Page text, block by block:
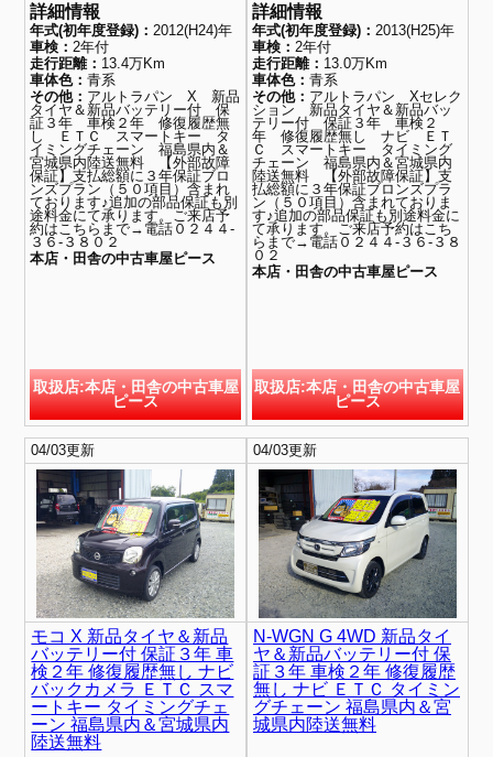
詳細情報
年式(初年度登録)： 2012(H24)年
車検： 2年付
走行距離： 13.4万Km
車体色：青系
その他： アルトラパン X 新品
タイヤ＆新品バッテリー付 保
証３年 車検２年 修復履歴無
し ＥＴＣ スマートキー タ
イミングチェーン 福島県内＆
宮城県内陸送無料 【外部故障
保証】支払総額に３年保証ブロ
ンズプラン（５０項目）含まれ
ております♪追加の部品保証も別
途料金にて承ります。ご来店予
約はこちらまで→電話０２４４-
３６-３８０２
本店・田舎の中古車屋ピース
取扱店:本店・田舎の中古車屋
ピース
詳細情報
年式(初年度登録)： 2013(H25)年
車検： 2年付
走行距離： 13.0万Km
車体色： 青系
その他： アルトラパン Xセレク
ション 新品タイヤ＆新品バッ
テリー付 保証３年 車検２
年 修復履歴無し ナビ ＥＴ
Ｃ スマートキー タイミング
チェーン 福島県内＆宮城県内
陸送無料 【外部故障保証】支
払総額に３年保証ブロンズプラ
ン（５０項目）含まれておりま
す♪追加の部品保証も別途料金に
て承ります。ご来店予約はこち
らまで→電話０２４４-３６-３８
０２
本店・田舎の中古車屋ピース
取扱店:本店・田舎の中古車屋
ピース
04/03更新
モコ X 新品タイヤ＆新品
バッテリー付 保証３年 車
検２年 修復履歴無し ナビ
バックカメラ ＥＴＣ スマ
ートキー タイミングチェ
ーン 福島県内＆宮城県内
陸送無料
04/03更新
N-WGN G 4WD 新品タイ
ヤ＆新品バッテリー付 保
証３年 車検２年 修復履歴
無し ナビ ＥＴＣ タイミン
グチェーン 福島県内＆宮
城県内陸送無料